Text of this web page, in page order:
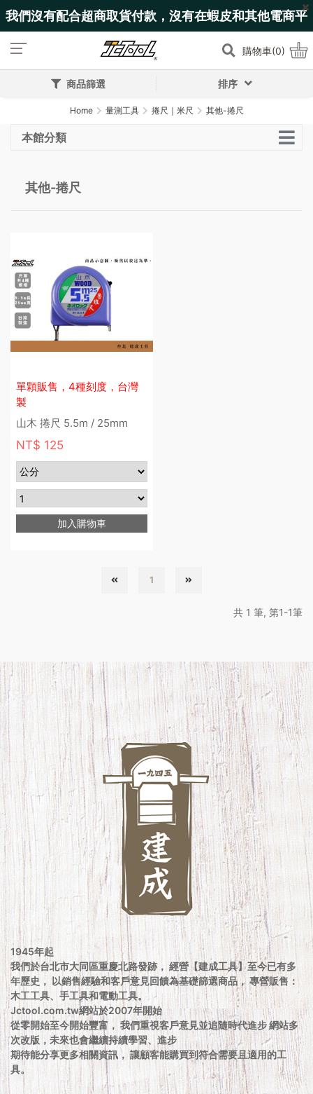
我們沒有配合超商取貨付款，沒有在蝦皮和其他電商平
台上架! 購物車(0)
商品篩選 排序
Home 量測工具 捲尺｜米尺 其他-捲尺
本館分類
其他-捲尺
單顆販售，4種刻度，台灣
製
山木 捲尺 5.5m / 25mm
NT$ 125
加入購物車
1
共 1 筆, 第1-1筆
1945年起
我們於台北市大同區重慶北路發跡， 經營【建成工具】至今已有多
年歷史， 以銷售經驗和客戶意見回饋為基礎篩選商品， 專營販售：
木工工具、手工具和電動工具。
Jctool.com.tw網站於2007年開始
從零開始至今開始豐富， 我們重視客戶意見並追隨時代進步 網站多
次改版，未來也會繼續持續學習、進步
期待能分享更多相關資訊， 讓顧客能購買到符合需要且適用的工
具。